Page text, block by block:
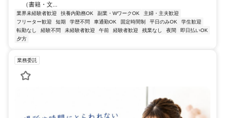
（書籍・文...
業界未経験者歓迎 扶養内勤務OK 副業・WワークOK
主婦・主夫歓迎
フリーター歓迎
短期 学歴不問 車通勤OK 固定時間制 平日のみOK
学生歓迎
転勤なし
経験不問 未経験者歓迎 午前 経験者歓迎 残業なし 夜間
即日払いOK
夕方
業務委託